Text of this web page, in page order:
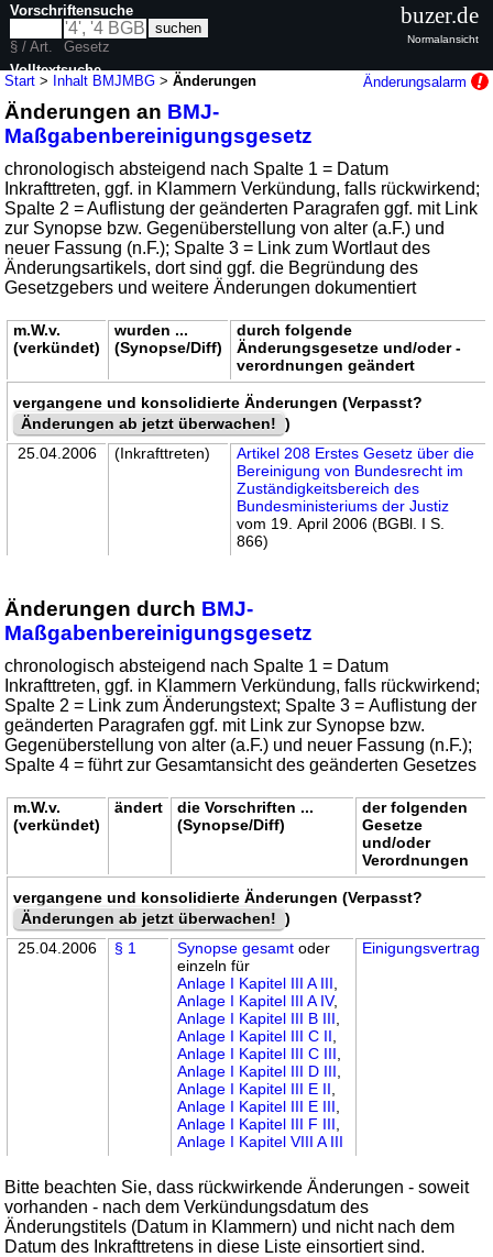
Start > Inhalt BMJMBG >Änderungen Änderungsalarm
Änderungen an BMJ-
Maßgabenbereinigungsgesetz
chronologisch absteigend nach Spalte 1 = Datum
Inkrafttreten, ggf. in Klammern Verkündung, falls rückwirkend;
Spalte 2 = Auflistung der geänderten Paragrafen ggf. mit Link
zur Synopse bzw. Gegenüberstellung von alter (a.F.) und
neuer Fassung (n.F.); Spalte 3 = Link zum Wortlaut des
Änderungsartikels, dort sind ggf. die Begründung des
Gesetzgebers und weitere Änderungen dokumentiert
m.W.v.
(verkündet)
wurden ...
(Synopse/Diff)
durch folgende
Änderungsgesetze und/oder -
verordnungen geändert
vergangene und konsolidierte Änderungen (Verpasst?
Änderungen ab jetzt überwachen! )
25.04.2006
(Inkrafttreten)
Artikel 208 Erstes Gesetz über die
Bereinigung von Bundesrecht im
Zuständigkeitsbereich des
Bundesministeriums der Justiz
vom 19. April 2006 (BGBl. I S.
866)
Änderungen durch BMJ-
Maßgabenbereinigungsgesetz
chronologisch absteigend nach Spalte 1 = Datum
Inkrafttreten, ggf. in Klammern Verkündung, falls rückwirkend;
Spalte 2 = Link zum Änderungstext; Spalte 3 = Auflistung der
geänderten Paragrafen ggf. mit Link zur Synopse bzw.
Gegenüberstellung von alter (a.F.) und neuer Fassung (n.F.);
Spalte 4 = führt zur Gesamtansicht des geänderten Gesetzes
m.W.v.
(verkündet)
ändert
die Vorschriften ...
(Synopse/Diff)
der folgenden
Gesetze
und/oder
Verordnungen
vergangene und konsolidierte Änderungen (Verpasst?
Änderungen ab jetzt überwachen! )
25.04.2006
§ 1 Synopse gesamt oder
einzeln für
Anlage I Kapitel III A III
Anlage I Kapitel III A IV,
Anlage I Kapitel III B III
Anlage I Kapitel III C II
Anlage I Kapitel III C III
Anlage I Kapitel III D III
Anlage I Kapitel III E II
Anlage I Kapitel III E III
Anlage I Kapitel III F III
Anlage I Kapitel VIII A III
Einigungsvertrag
Bitte beachten Sie, dass rückwirkende Änderungen - soweit
vorhanden - nach dem Verkündungsdatum des
Änderungstitels (Datum in Klammern) und nicht nach dem
Datum des Inkrafttretens in diese Liste einsortiert sind.
Vorschriftensuche
§ / Art.
Gesetz
Volltextsuche
nur in BMJMBG
buzer.de
Normalansicht